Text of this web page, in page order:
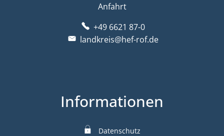
Anfahrt
+49 6621 87-0
landkreis@hef-rof.de
Informationen
Datenschutz